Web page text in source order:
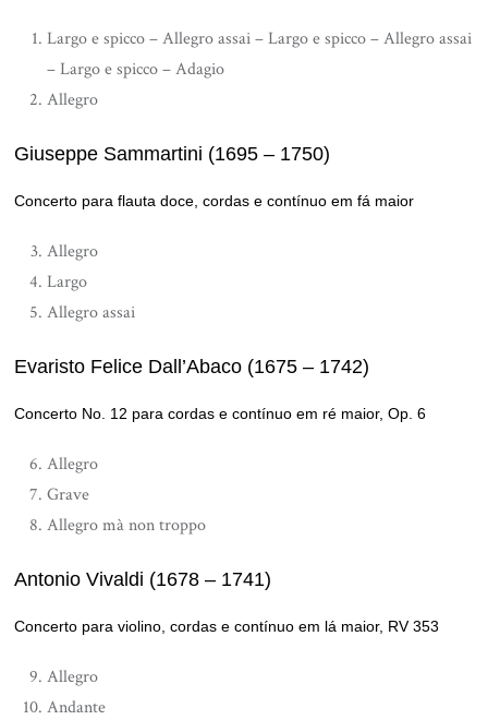
Largo e spicco – Allegro assai – Largo e spicco – Allegro assai
– Largo e spicco – Adagio
Allegro
Giuseppe Sammartini (1695 – 1750)
Concerto para flauta doce, cordas e contínuo em fá maior
Allegro
Largo
Allegro assai
Evaristo Felice Dall’Abaco (1675 – 1742)
Concerto No. 12 para cordas e contínuo em ré maior, Op. 6
Allegro
Grave
Allegro mà non troppo
Antonio Vivaldi (1678 – 1741)
Concerto para violino, cordas e contínuo em lá maior, RV 353
Allegro
Andante